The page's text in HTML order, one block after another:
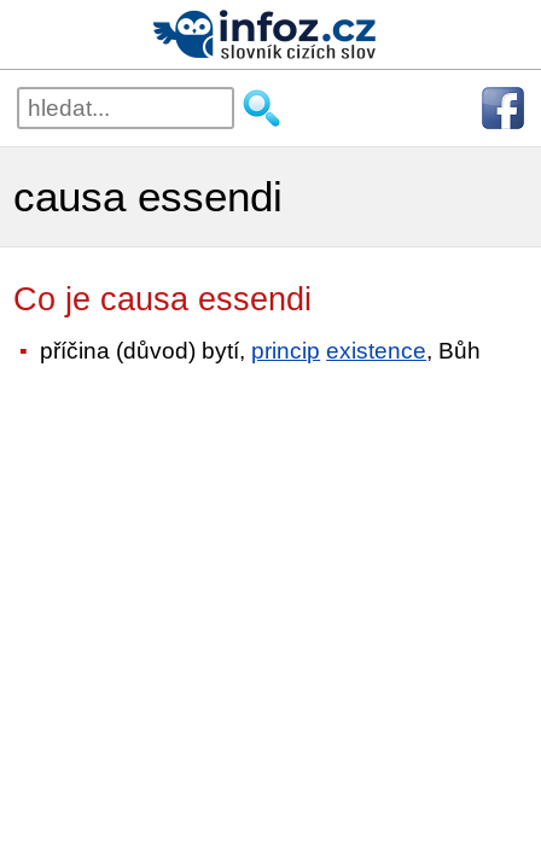
causa essendi
Co je causa essendi
příčina (důvod) bytí, princip existence, Bůh